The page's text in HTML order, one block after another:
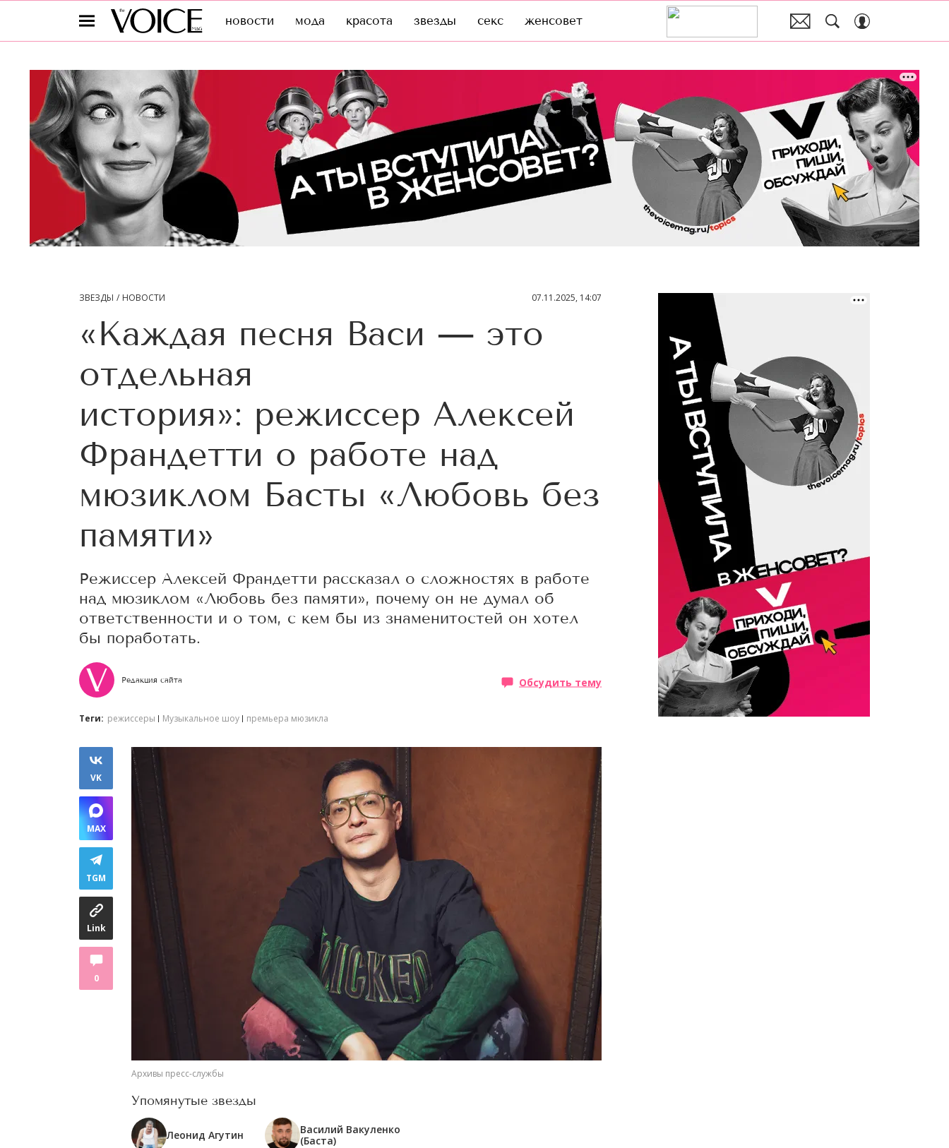
новости мода красота звезды секс женсовет
ЗВЕЗДЫ НОВОСТИ 07.11.2025, 14:07
«Каждая песня Васи — это
отдельная
история»: режиссер Алексей
Франдетти о работе над
мюзиклом Басты «Любовь без
памяти»
Режиссер Алексей Франдетти рассказал о сложностях в работе
над мюзиклом «Любовь без памяти», почему он не думал об
ответственности и о том, с кем бы из знаменитостей он хотел
бы поработать.
Редакция сайта Обсудить тему
Теги: режиссеры Музыкальное шоу премьера мюзикла
VK
MAX
TGM
Link
0
Архивы пресс-службы
Упомянутые звезды
Леонид Агутин
Василий Вакуленко
(Баста)